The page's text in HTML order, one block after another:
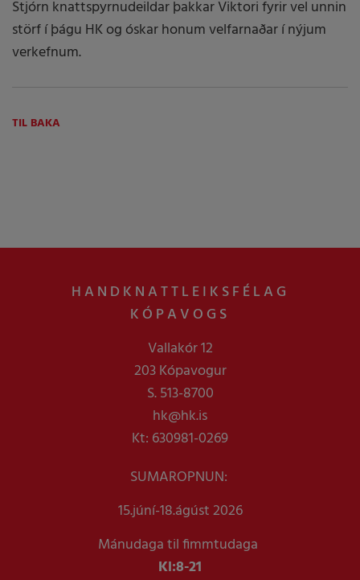
Stjórn knattspyrnudeildar þakkar Viktori fyrir vel unnin
störf í þágu HK og óskar honum velfarnaðar í nýjum
verkefnum.
TIL BAKA
HANDKNATTLEIKSFÉLAG
KÓPAVOGS
Vallakór 12
203 Kópavogur
S. 513-8700
hk@hk.is
Kt: 630981-0269
SUMAROPNUN:
15.júní-18.ágúst 2026
Mánudaga til fimmtudaga
Kl:8-21